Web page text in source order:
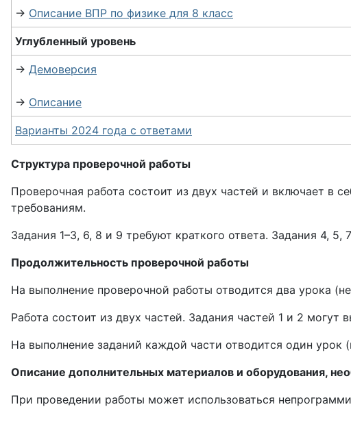
→ Описание ВПР по физике для 8 класс
Углубленный уровень
→ Демоверсия
→ Описание
Варианты 2024 года с ответами
Структура проверочной работы
Проверочная работа состоит из двух частей и включает в
требованиям.
Задания 1–3, 6, 8 и 9 требуют краткого ответа. Задания 4,
Продолжительность проверочной работы
На выполнение проверочной работы отводится два урока
Работа состоит из двух частей. Задания частей 1 и 2
На выполнение заданий каждой части отводится один урок
Описание дополнительных материалов и оборудования,
При проведении работы может использоваться